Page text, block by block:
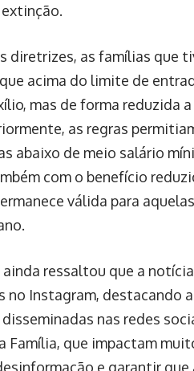
extinção.
diretrizes, as famílias que
acima do limite de
mas de forma reduzida
as regras
abaixo de meio salário
com o benefício
válida para
ressaltou que a
no Instagram, destacando
nas redes
Família, que impactam
e garantir